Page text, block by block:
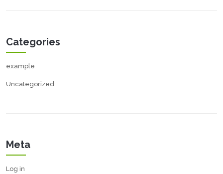
Categories
example
Uncategorized
Meta
Log in